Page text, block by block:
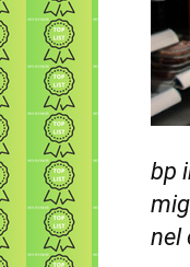
bp
nel